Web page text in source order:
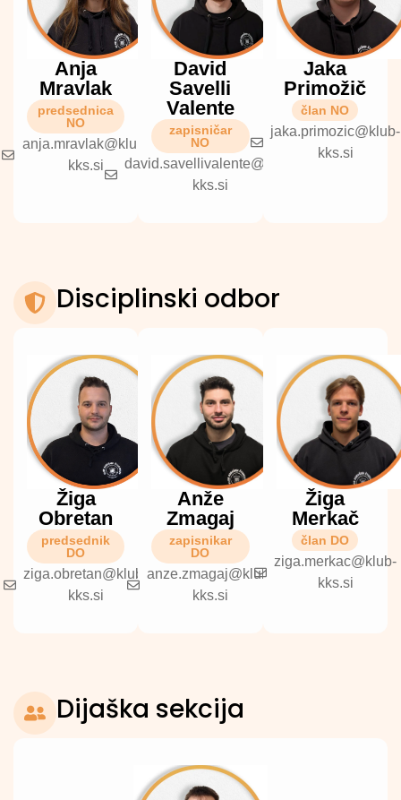
Anja
Mravlak
predsednica
NO
anja.mravlak@klub-
kks.si
David
Savelli
Valente
zapisničar
NO
david.savellivalente@klub-
kks.si
Jaka
Primožič
član NO
jaka.primozic@klub-
kks.si
Disciplinski odbor
Žiga
Obretan
predsednik
DO
ziga.obretan@klub-
kks.si
Anže
Zmagaj
zapisnikar
DO
anze.zmagaj@klub-
kks.si
Žiga
Merkač
član DO
ziga.merkac@klub-
kks.si
Dijaška sekcija